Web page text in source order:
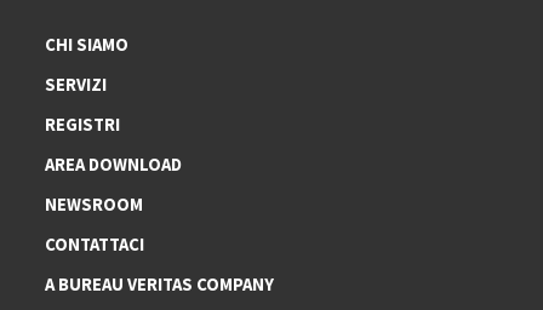
CHI SIAMO
SERVIZI
REGISTRI
AREA DOWNLOAD
NEWSROOM
CONTATTACI
A BUREAU VERITAS COMPANY